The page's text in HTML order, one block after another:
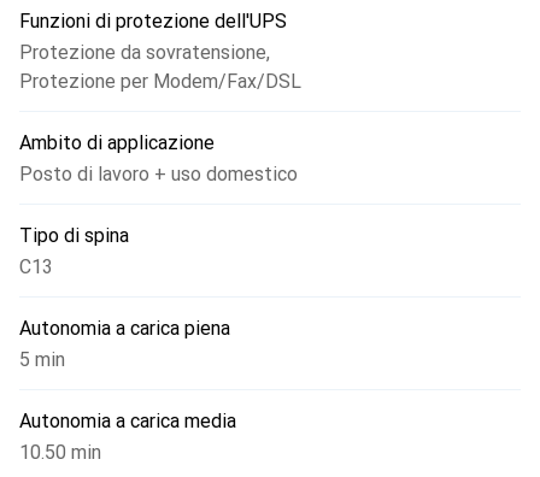
Funzioni di protezione dell'UPS
Protezione da sovratensione,
Protezione per Modem/Fax/DSL
Ambito di applicazione
Posto di lavoro + uso domestico
Tipo di spina
C13
Autonomia a carica piena
5 min
Autonomia a carica media
10.50 min